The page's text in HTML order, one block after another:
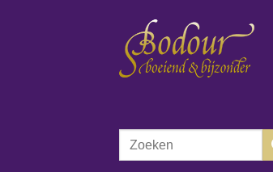
Zoeken